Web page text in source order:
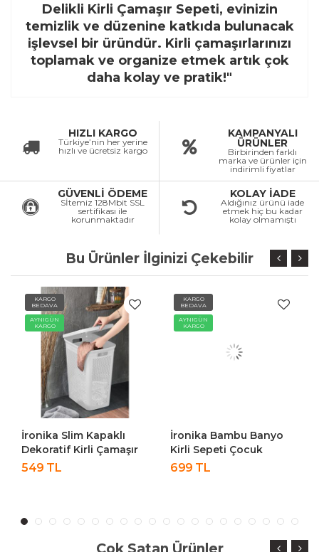
Delikli Kirli Çamaşır Sepeti, evinizin
temizlik ve düzenine katkıda bulunacak
işlevsel bir üründür. Kirli çamaşırlarınızı
toplamak ve organize etmek artık çok
daha kolay ve pratik!"
HIZLI KARGO
Türkiye’nin her yerine
hızlı ve ücretsiz kargo
KAMPANYALI
ÜRÜNLER
Birbirinden farklı
marka ve ürünler için
indirimli fiyatlar
GÜVENLİ ÖDEME
Sİtemiz 128Mbit SSL
sertifikası ile
korunmaktadır
KOLAY İADE
Aldığınız ürünü iade
etmek hiç bu kadar
kolay olmamıştı
Bu Ürünler İlginizi Çekebilir
KARGO
BEDAVA
AYNIGÜN
KARGO
İronika Slim Kapaklı
Dekoratif Kirli Çamaşır
Sepeti 45 Litre - Beyaz
549 TL
KARGO
BEDAVA
AYNIGÜN
KARGO
İronika Bambu Banyo
Kirli Sepeti Çocuk
Oyuncak Kutusu
699 TL
Çok Satan Ürünler